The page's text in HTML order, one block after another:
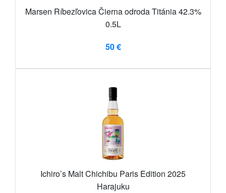
Marsen Ríbezľovica Čierna odroda Titánia 42.3%
0.5L
50 €
Ichiro’s Malt Chichibu Paris Edition 2025
Harajuku